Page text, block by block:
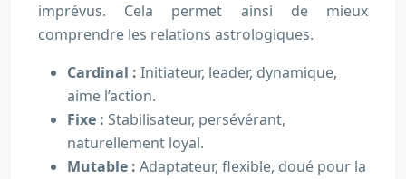
imprévus. Cela permet ainsi de mieux
comprendre les relations astrologiques.
Cardinal : Initiateur, leader, dynamique,
aime l’action.
Fixe : Stabilisateur, persévérant,
naturellement loyal.
Mutable : Adaptateur, flexible, doué pour la